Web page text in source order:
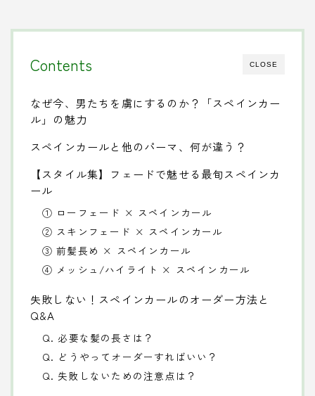
CLOSE
Contents
なぜ今、男たちを虜にするのか？「スペインカー
ル」の魅力
スペインカールと他のパーマ、何が違う？
【スタイル集】フェードで魅せる最旬スペインカ
ール
① ローフェード × スペインカール
② スキンフェード × スペインカール
③ 前髪長め × スペインカール
④ メッシュ/ハイライト × スペインカール
失敗しない！スペインカールのオーダー方法と
Q&A
Q. 必要な髪の長さは？
Q. どうやってオーダーすればいい？
Q. 失敗しないための注意点は？